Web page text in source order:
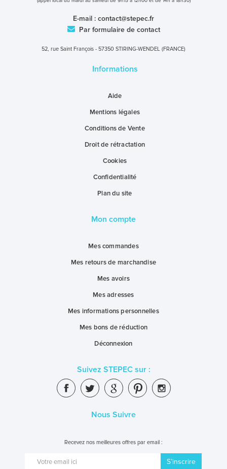
E-mail : contact@stepec.fr
Par formulaire de contact
52, rue Saint François - 57350 STIRING-WENDEL (FRANCE)
Informations
Aide
Mentions légales
Conditions de Vente
Droit de rétractation
Cookies
Confidentialité
Plan du site
Mon compte
Mes commandes
Mes retours de marchandise
Mes avoirs
Mes adresses
Mes informations personnelles
Mes bons de réduction
Déconnexion
Suivez STEPEC sur :
Nous Suivre
Recevez nos meilleures offres par email :
S’inscrire